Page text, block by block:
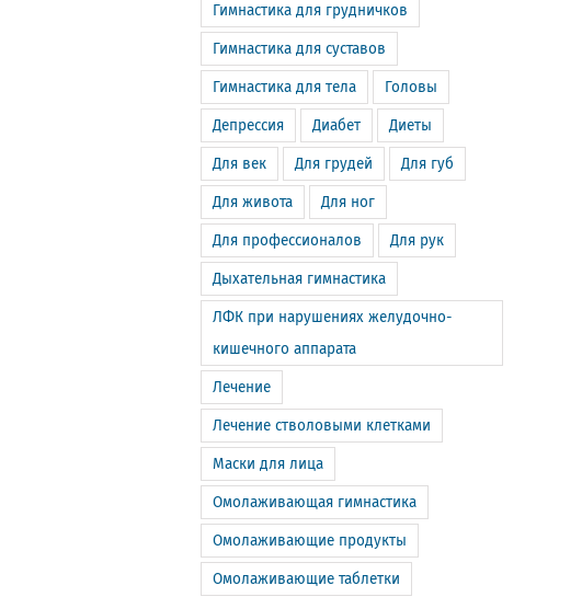
Гимнастика для грудничков
Гимнастика для суставов
Гимнастика для тела Головы
Депрессия Диабет Диеты
Для век Для грудей Для губ
Для живота Для ног
Для профессионалов Для рук
Дыхательная гимнастика
ЛФК при нарушениях желудочно-
кишечного аппарата
Лечение
Лечение стволовыми клетками
Маски для лица
Омолаживающая гимнастика
Омолаживающие продукты
Омолаживающие таблетки